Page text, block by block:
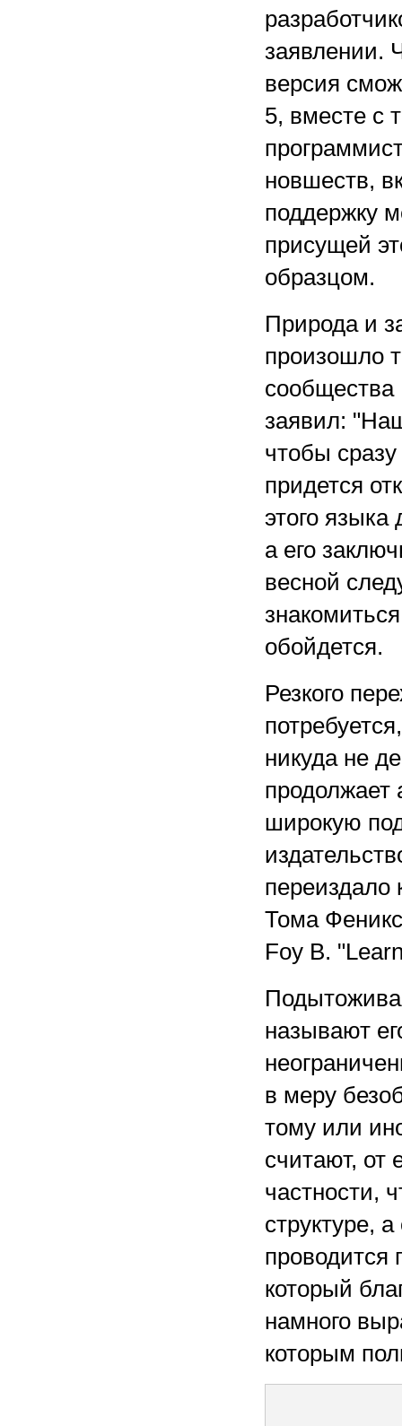
заявлении.
версия
5, вместе с
новшеств,
поддержку
присущей
образцом.
Природа и
произошло
сообщества
заявил:
чтобы
придется
этого
а его
весной
обойдется.
Резкого
никуда не
продолжает
широкую
переиздало
Тома
Foy B.
называют
в меру
тому или
считают, от
частности,
структуре,
проводится
который
намного
которым